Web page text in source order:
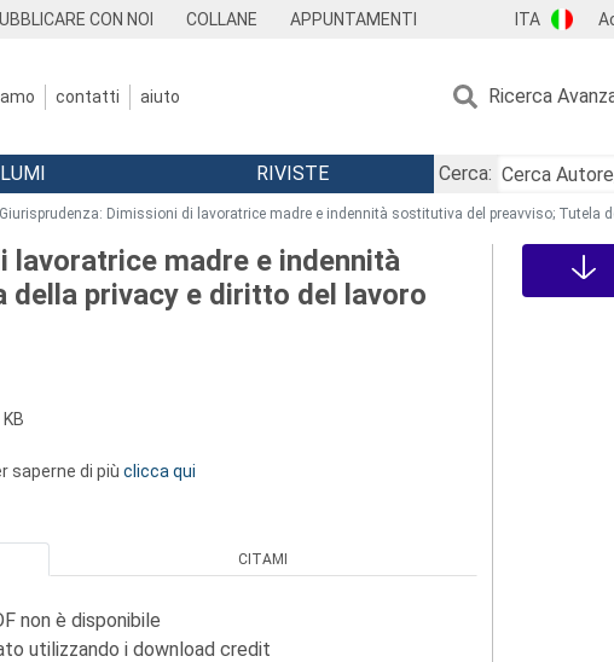
CON NOI COLLANE APPUNTAMENTI ITA
contatti aiuto Ricerca
RIVISTE
Cerca:
Dimissioni di lavoratrice madre e indennità sostitutiva del preavviso; Tutela
lavoratrice madre e indennità
privacy e diritto del lavoro
saperne di più clicca qui
CITAMI
non è disponibile
utilizzando i download credit